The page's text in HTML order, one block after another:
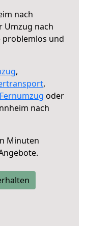
nach
Umzug nach
problemlos und
,
,
Fernumzug oder
nach
Minuten